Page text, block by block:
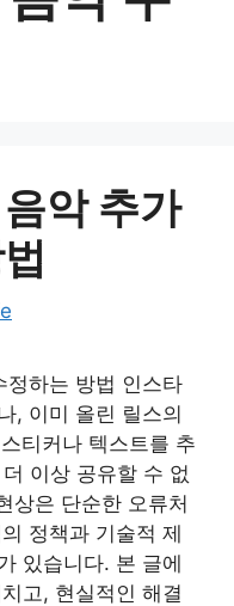
악 추가
정하는 방법 인스타
, 이미 올린 릴스의
티커나 텍스트를 추
이상 공유할 수 없
상은 단순한 오류처
정책과 기술적 제
있습니다. 본 글에
고, 현실적인 해결